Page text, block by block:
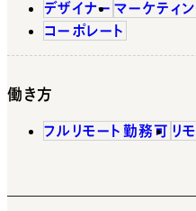
デザイナー マーケティン
コーポレート
働き方
フルリモート勤務可 リ